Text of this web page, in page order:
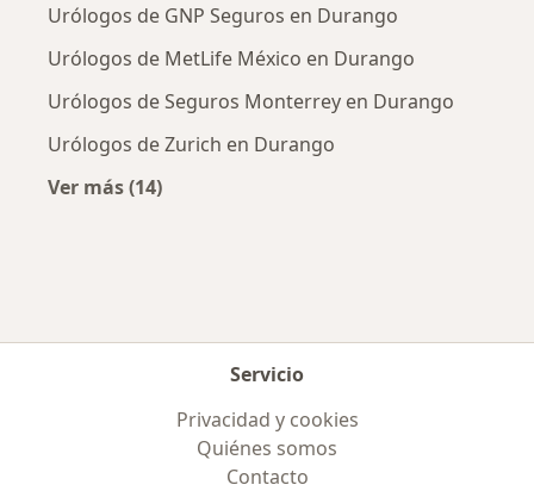
Urólogos de GNP Seguros en Durango
Urólogos de MetLife México en Durango
Urólogos de Seguros Monterrey en Durango
Urólogos de Zurich en Durango
Ver más (14)
Servicio
Privacidad y cookies
Quiénes somos
Contacto